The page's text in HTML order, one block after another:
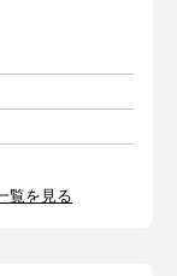
覧を見る